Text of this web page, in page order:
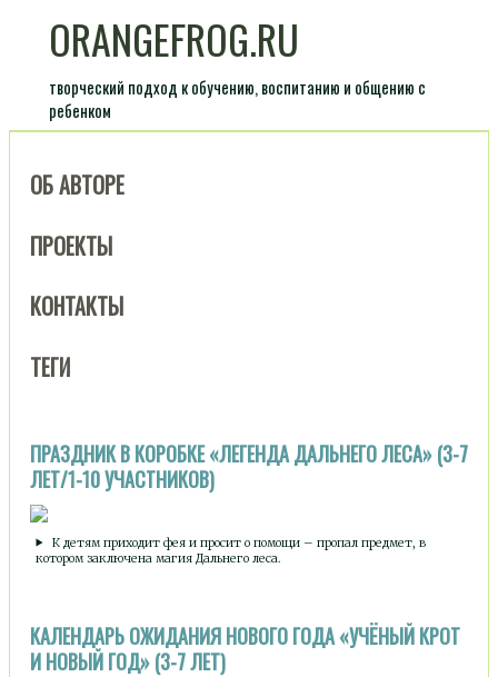
ORANGEFROG.RU
творческий подход к обучению, воспитанию и общению с
ребенком
ОБ АВТОРЕ
ПРОЕКТЫ
КОНТАКТЫ
ТЕГИ
ПРАЗДНИК В КОРОБКЕ «ЛЕГЕНДА ДАЛЬНЕГО ЛЕСА» (3-7
ЛЕТ/1-10 УЧАСТНИКОВ)
К детям приходит фея и просит о помощи – пропал предмет, в
котором заключена магия Дальнего леса.
КАЛЕНДАРЬ ОЖИДАНИЯ НОВОГО ГОДА «УЧЁНЫЙ КРОТ
И НОВЫЙ ГОД» (3-7 ЛЕТ)